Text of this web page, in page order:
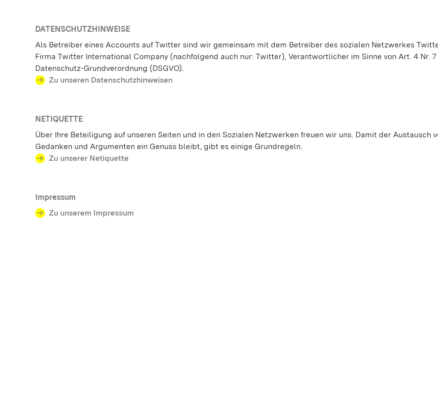
DATENSCHUTZHINWEISE
Als Betreiber eines Accounts auf Twitter sind wir gemeinsam mit dem Betreiber des sozialen Netzwerkes
Firma Twitter International Company (nachfolgend auch nur: Twitter), Verantwortlicher im Sinne von Art. 4 Nr.
Datenschutz-Grundverordnung (DSGVO).
Zu unseren Datenschutzhinweisen
NETIQUETTE
Über Ihre Beteiligung auf unseren Seiten und in den Sozialen Netzwerken freuen wir uns. Damit der Austausch
Gedanken und Argumenten ein Genuss bleibt, gibt es einige Grundregeln.
Zu unserer Netiquette
Impressum
Zu unserem Impressum